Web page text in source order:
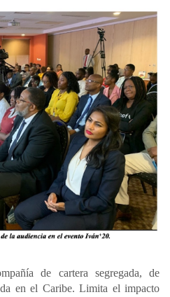
de cartera segregada, de
en el Caribe. Limita el impacto